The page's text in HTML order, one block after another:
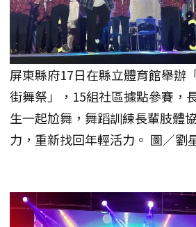
屏東縣府17日在縣立體育館舉辦
街舞祭」，15組社區據點參賽，
生一起尬舞，舞蹈訓練長輩肢體
力，重新找回年輕活力。 圖／劉